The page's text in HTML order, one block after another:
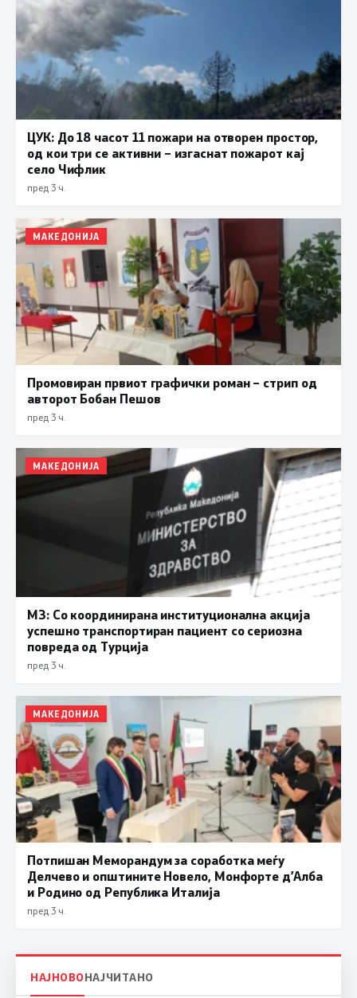
ЦУК: До 18 часот 11 пожари на отворен простор,
од кои три се активни – изгаснат пожарот кај
село Чифлик
пред 3 ч.
МАКЕДОНИЈА
Промовиран првиот графички роман – стрип од
авторот Бобан Пешов
пред 3 ч.
МАКЕДОНИЈА
МЗ: Со координирана институционална акција
успешно транспортиран пациент со сериозна
повреда од Турција
пред 3 ч.
МАКЕДОНИЈА
Потпишан Меморандум за соработка меѓу
Делчево и општините Новело, Монфорте д’Алба
и Родино од Република Италија
пред 3 ч.
НАЈНОВОНАЈЧИТАНО